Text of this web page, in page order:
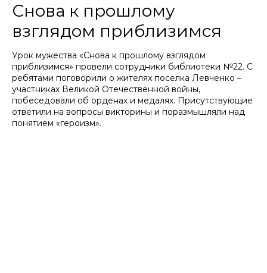
Снова к прошлому
взглядом приблизимся
Урок мужества «Снова к прошлому взглядом
приблизимся» провели сотрудники библиотеки №22. С
ребятами поговорили о жителях поселка Левченко –
участниках Великой Отечественной войны,
побеседовали об орденах и медалях. Присутствующие
ответили на вопросы викторины и поразмышляли над
понятием «героизм».